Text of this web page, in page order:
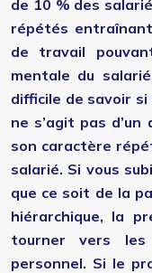
de 10 % des
répétés
de travail
mentale du
difficile de savoir si
ne s’agit pas
son caractère
salarié. Si vous
que ce soit de la
hiérarchique, la
tourner vers les
personnel. Si le